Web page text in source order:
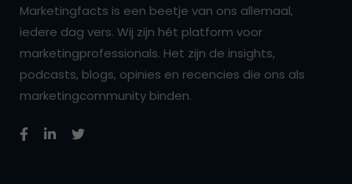
Marketingfacts is een beetje van ons allemaal,
iedere dag vers. Wij zijn hét platform voor
marketingprofessionals. Het zijn de insights,
podcasts, blogs, opinies en recencies die ons als
marketingcommunity binden.